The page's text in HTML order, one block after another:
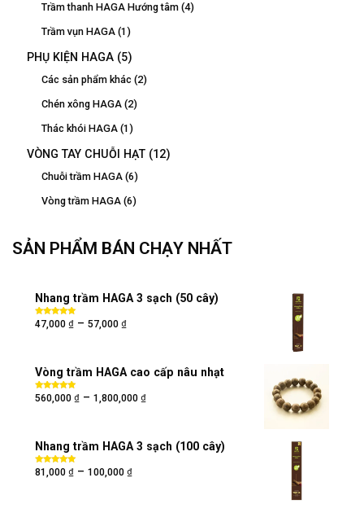
Trầm thanh HAGA Hướng tâm (4)
Trầm vụn HAGA (1)
PHỤ KIỆN HAGA (5)
Các sản phẩm khác (2)
Chén xông HAGA (2)
Thác khói HAGA (1)
VÒNG TAY CHUỖI HẠT (12)
Chuỗi trầm HAGA (6)
Vòng trầm HAGA (6)
SẢN PHẨM BÁN CHẠY NHẤT
Nhang trầm HAGA 3 sạch (50 cây)
Được xếp
hạng 5.005
47,000 ₫ – 57,000 ₫
Vòng trầm HAGA cao cấp nâu nhạt
Được xếp
hạng5.005
560,000 ₫ – 1,800,000 ₫
Nhang trầm HAGA 3 sạch (100 cây)
Được xếp
hạng 5.005
81,000 ₫ – 100,000 ₫